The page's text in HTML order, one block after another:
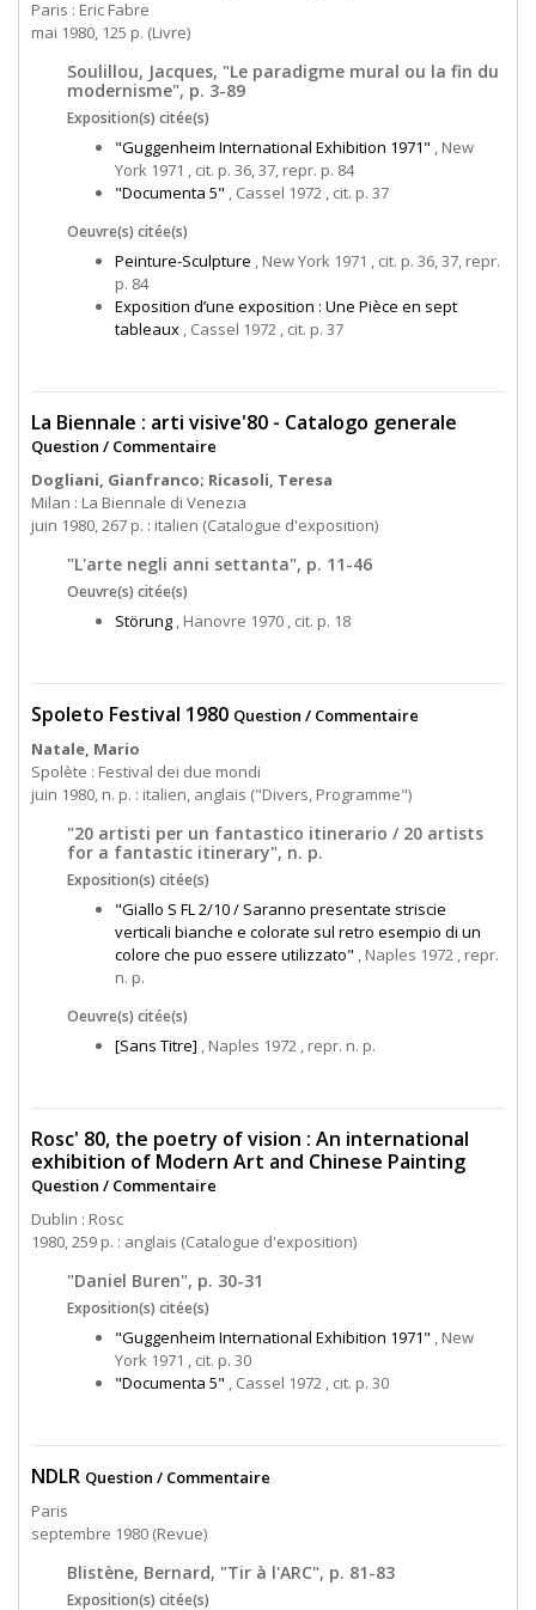
Paris : Eric Fabre
mai 1980, 125 p. (Livre)
Soulillou, Jacques, "Le paradigme mural ou la fin du
modernisme", p. 3-89
Exposition(s) citée(s)
"Guggenheim International Exhibition 1971" , New
York 1971 , cit. p. 36, 37, repr. p. 84
"Documenta 5" , Cassel 1972 , cit. p. 37
Oeuvre(s) citée(s)
Peinture-Sculpture , New York 1971 , cit. p. 36, 37, repr.
p. 84
Exposition d’une exposition : Une Pièce en sept
tableaux , Cassel 1972 , cit. p. 37
La Biennale : arti visive'80 - Catalogo generale
Question / Commentaire
Dogliani, Gianfranco; Ricasoli, Teresa
Milan : La Biennale di Venezia
juin 1980, 267 p. : italien (Catalogue d'exposition)
"L'arte negli anni settanta", p. 11-46
Oeuvre(s) citée(s)
Störung , Hanovre 1970 , cit. p. 18
Spoleto Festival 1980 Question / Commentaire
Natale, Mario
Spolète : Festival dei due mondi
juin 1980, n. p. : italien, anglais ("Divers, Programme")
"20 artisti per un fantastico itinerario / 20 artists
for a fantastic itinerary", n. p.
Exposition(s) citée(s)
"Giallo S FL 2/10 / Saranno presentate striscie
verticali bianche e colorate sul retro esempio di un
colore che puo essere utilizzato" , Naples 1972 , repr.
n. p.
Oeuvre(s) citée(s)
[Sans Titre] , Naples 1972 , repr. n. p.
Rosc' 80, the poetry of vision : An international
exhibition of Modern Art and Chinese Painting
Question / Commentaire
Dublin : Rosc
1980, 259 p. : anglais (Catalogue d'exposition)
"Daniel Buren", p. 30-31
Exposition(s) citée(s)
"Guggenheim International Exhibition 1971" , New
York 1971 , cit. p. 30
"Documenta 5" , Cassel 1972 , cit. p. 30
NDLR Question / Commentaire
Paris
septembre 1980 (Revue)
Blistène, Bernard, "Tir à l'ARC", p. 81-83
Exposition(s) citée(s)